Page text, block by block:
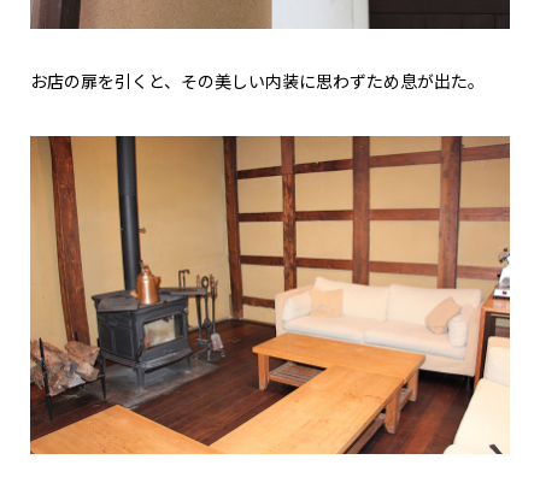
お店の扉を引くと、その美しい内装に思わずため息が出た。